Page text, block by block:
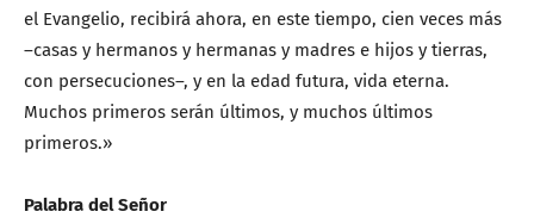
el Evangelio, recibirá ahora, en este tiempo, cien veces más
–casas y hermanos y hermanas y madres e hijos y tierras,
con persecuciones–, y en la edad futura, vida eterna.
Muchos primeros serán últimos, y muchos últimos
primeros.»
Palabra del Señor